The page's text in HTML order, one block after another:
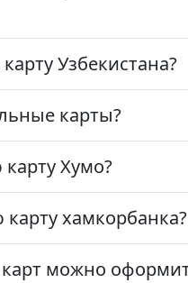
Узбекистана?
карты?
Хумо?
хамкорбанка?
можно